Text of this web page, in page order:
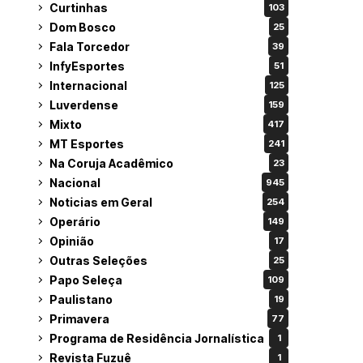
Curtinhas 103
Dom Bosco 25
Fala Torcedor 39
InfyEsportes 51
Internacional 125
Luverdense 159
Mixto 417
MT Esportes 241
Na Coruja Acadêmico 23
Nacional 945
Noticias em Geral 254
Operário 149
Opinião 17
Outras Seleções 25
Papo Seleça 109
Paulistano 19
Primavera 77
Programa de Residência Jornalística 1
Revista Fuzuê 1